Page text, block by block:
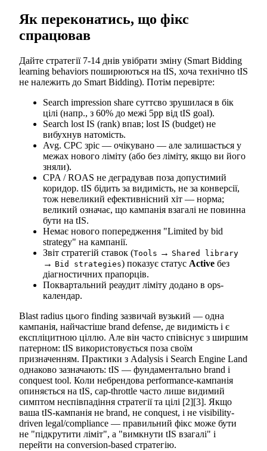
Як переконатись, що фікс
спрацював
Дайте стратегії 7-14 днів увібрати зміну (Smart Bidding
learning behaviors поширюються на tIS, хоча технічно tIS
не належить до Smart Bidding). Потім перевірте:
Search impression share суттєво зрушилася в бік
цілі (напр., з 60% до межі 5pp від tIS goal).
Search lost IS (rank) впав; lost IS (budget) не
вибухнув натомість.
Avg. CPC зріс — очікувано — але залишається у
межах нового ліміту (або без ліміту, якщо ви його
зняли).
CPA / ROAS не деградував поза допустимий
коридор. tIS бідить за видимість, не за конверсії,
тож невеликий ефективнісний хіт — норма;
великий означає, що кампанія взагалі не повинна
бути на tIS.
Немає нового попередження "Limited by bid
strategy" на кампанії.
Звіт стратегій ставок (Tools → Shared library
→ Bid strategies) показує статус Active без
діагностичних прапорців.
Поквартальний реаудит ліміту додано в ops-
календар.
Blast radius цього finding зазвичай вузький — одна
кампанія, найчастіше brand defense, де видимість і є
експліцитною ціллю. Але він часто співіснує з ширшим
патерном: tIS використовується поза своїм
призначенням. Практики з Adalysis і Search Engine Land
однаково зазначають: tIS — фундаментально brand і
conquest tool. Коли небрендова performance-кампанія
опиняється на tIS, cap-throttle часто лише видимий
симптом неспівпадіння стратегії та цілі [2][3]. Якщо
ваша tIS-кампанія не brand, не conquest, і не visibility-
driven legal/compliance — правильний фікс може бути
не "підкрутити ліміт", а "вимкнути tIS взагалі" і
перейти на conversion-based стратегію.